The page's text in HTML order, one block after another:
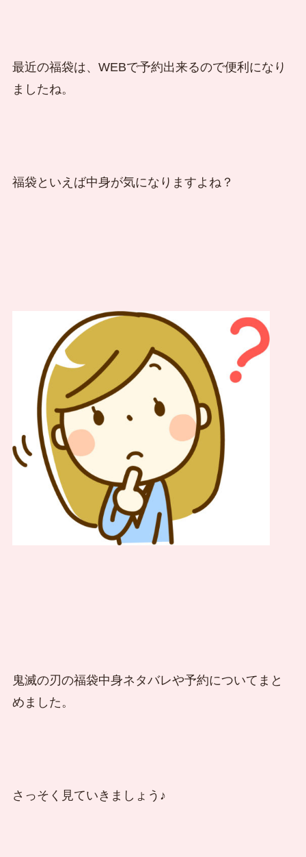
最近の福袋は、WEBで予約出来るので便利になり
ましたね。
福袋といえば中身が気になりますよね？
鬼滅の刃の福袋中身ネタバレや予約についてまと
めました。
さっそく見ていきましょう♪